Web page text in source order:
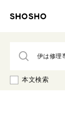
本文検索